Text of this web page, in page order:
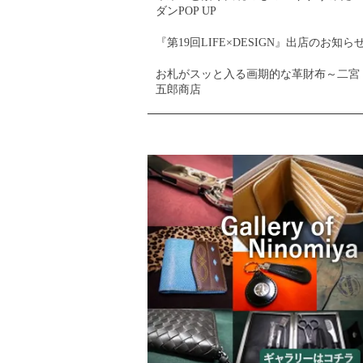
ダンPOP UP
『第19回LIFE×DESIGN』出店のお知ら
お札がスッと入る画期的な革財布～二宮
五郎商店